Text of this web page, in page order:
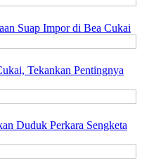
Suap Impor di Bea Cukai
Tekankan Pentingnya
Duduk Perkara Sengketa